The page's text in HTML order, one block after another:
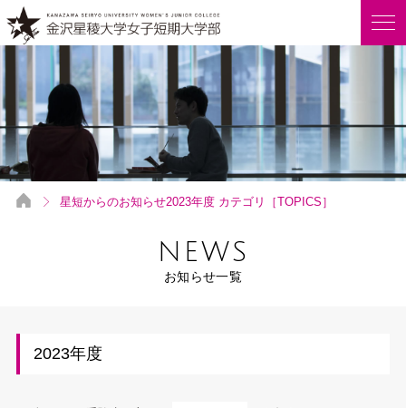
星短からのお知らせ2023年度 カテゴリ［TOPICS］
NEWS
お知らせ一覧
2023年度